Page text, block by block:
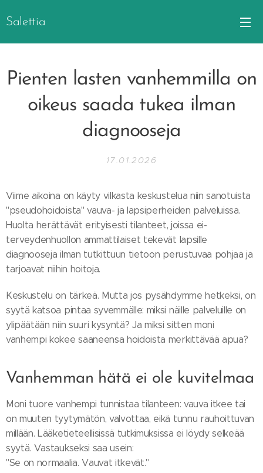
Salettia
Pienten lasten vanhemmilla on
oikeus saada tukea ilman
diagnooseja
17.01.2026
Viime aikoina on käyty vilkasta keskustelua niin sanotuista
"pseudohoidoista" vauva- ja lapsiperheiden palveluissa.
Huolta herättävät erityisesti tilanteet, joissa ei-
terveydenhuollon ammattilaiset tekevät lapsille
diagnooseja ilman tutkittuun tietoon perustuvaa pohjaa ja
tarjoavat niihin hoitoja.
Keskustelu on tärkeä. Mutta jos pysähdymme hetkeksi, on
syytä katsoa pintaa syvemmälle: miksi näille palveluille on
ylipäätään niin suuri kysyntä? Ja miksi sitten moni
vanhempi kokee saaneensa hoidoista merkittävää apua?
Vanhemman hätä ei ole kuvitelmaa
Moni tuore vanhempi tunnistaa tilanteen: vauva itkee tai
on muuten tyytymätön, valvottaa, eikä tunnu rauhoittuvan
millään. Lääketieteellisissä tutkimuksissa ei löydy selkeää
syytä. Vastaukseksi saa usein:
"Se on normaalia. Vauvat itkevät."